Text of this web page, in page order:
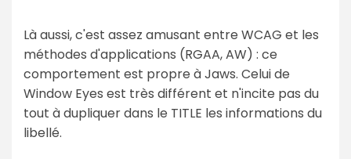
Là aussi, c'est assez amusant entre WCAG et les
méthodes d'applications (RGAA, AW) : ce
comportement est propre à Jaws. Celui de
Window Eyes est très différent et n'incite pas du
tout à dupliquer dans le TITLE les informations du
libellé.